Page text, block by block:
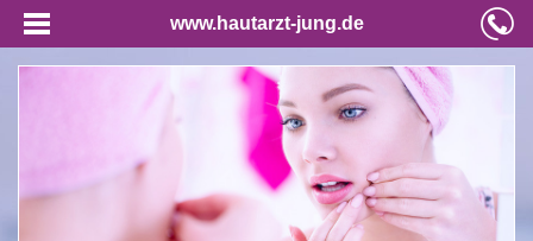
www.hautarzt-jung.de